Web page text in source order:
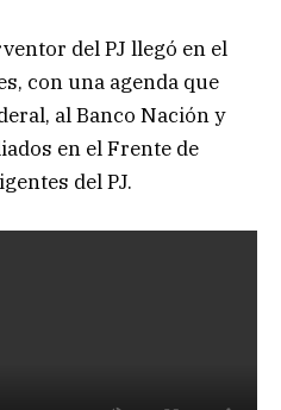
del PJ llegó en el
con una agenda que
al Banco Nación y
en el Frente de
del PJ.